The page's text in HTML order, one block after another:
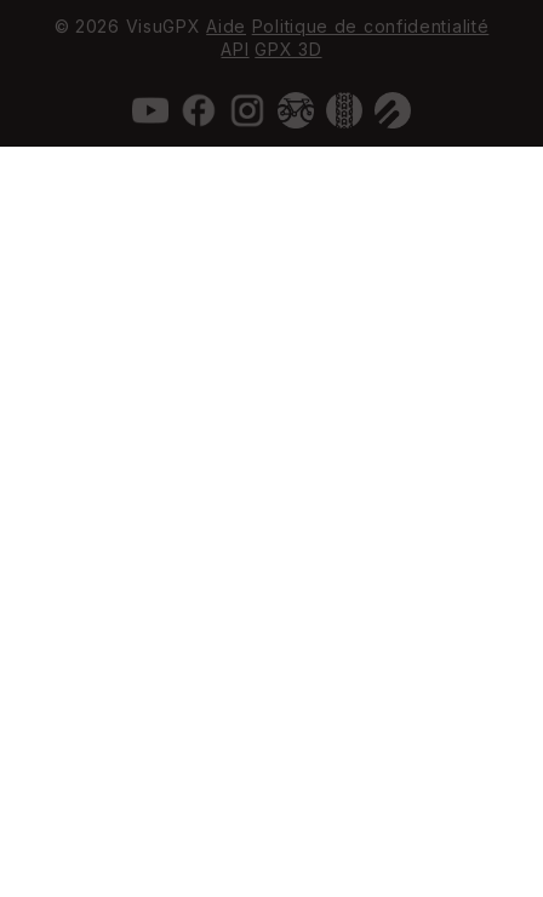
© 2026 VisuGPX Aide Politique de confidentialité
API GPX 3D